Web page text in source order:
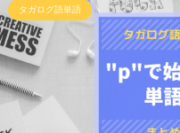
タガログ語単語